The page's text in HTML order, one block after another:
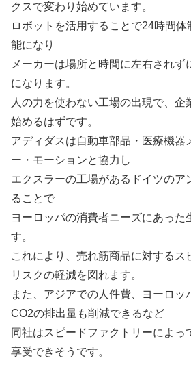
クスで変わり始めています。
ロボットを活用することで24時間
能になり
メーカーは場所と時間に左右されず
になります。
人の力を使わない工場の出現で、企
始めるはずです。
アディダスは自動車部品・医療機器
ー・モーションと協力し
エクスラーの工場があるドイツのア
ることで
ヨーロッパの消費者ニーズにあった
す。
これにより、売れ筋商品に対するス
リスクの軽減を図れます。
また、アジアでの人件費、ヨーロッ
CO2の排出量も削減できるなど
同社はスピードファクトリーによっ
享受できそうです。